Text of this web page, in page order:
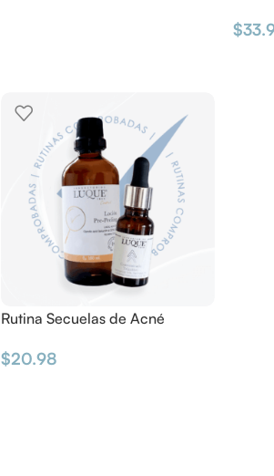
$
Rutina Secuelas de Acné
$20.98